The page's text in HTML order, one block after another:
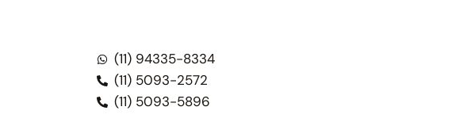
(11) 94335-8334
(11) 5093-2572
(11) 5093-5896